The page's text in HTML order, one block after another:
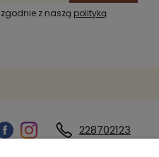
z naszą polityką
228702123